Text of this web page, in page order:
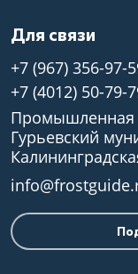
Для связи
+7 (967) 356-97-
+7 (4012) 50-79-
Промышленная
Гурьевский